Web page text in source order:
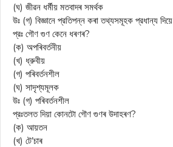
(ঘ) জীৱন ধর্মীয় মতবাদৰ সমৰ্থক
উঃ (গ) বিজ্ঞানে প্রতিপন্ন কৰা তথ্যসমূহক প্রধান্য দিয়ে
প্রঃ গৌণ গুণ কেনে ধৰণৰ?
(ক) অপৰিবৰ্তনীয়
(খ) ধ্রুবীয়
(গ) পৰিবৰ্তনশীল
(ঘ) সাদৃশ্যমূলক
উঃ (গ) পৰিবৰ্তনশীল
প্রঃতলত দিয়া কোনটো গৌণ গুণৰ উদাহৰণ?
(ক) আয়তন
(খ) টে’চাৰ